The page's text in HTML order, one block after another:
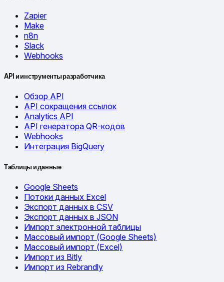
Zapier
Make
n8n
Slack
Webhooks
API и инструменты разработчика
Обзор API
API сокращения ссылок
Analytics API
API генератора QR-кодов
Webhooks
Интеграция BigQuery
Таблицы и данные
Google Sheets
Потоки данных Excel
Экспорт данных в CSV
Экспорт данных в JSON
Импорт электронной таблицы
Массовый импорт (Google Sheets)
Массовый импорт (Excel)
Импорт из Bitly
Импорт из Rebrandly